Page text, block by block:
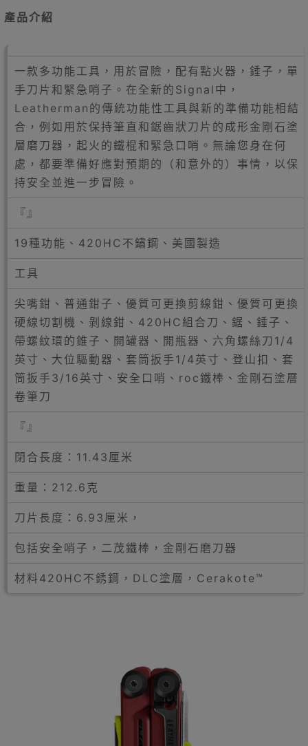
產品介紹
一款多功能工具，用於冒險，配有點火器，錘子，單
手刀片和緊急哨子。在全新的Signal中，
Leatherman的傳統功能性工具與新的準備功能相結
合，例如用於保持筆直和鋸齒狀刀片的成形金剛石塗
層磨刀器，起火的鐵棍和緊急口哨。無論您身在何
處，都要準備好應對預期的（和意外的）事情，以保
持安全並進一步冒險。
『』
19種功能、420HC不鏽鋼、美國製造
工具
尖嘴鉗、普通鉗子、優質可更換剪線鉗、優質可更換
硬線切割機、剝線鉗、420HC組合刀、鋸、錘子、
帶螺紋環的錐子、開罐器、開瓶器、六角螺絲刀1/4
英寸、大位驅動器、套筒扳手1/4英寸、登山扣、套
筒扳手3/16英寸、安全口哨、roc鐵棒、金剛石塗層
卷筆刀
『』
閉合長度：11.43厘米
重量：212.6克
刀片長度：6.93厘米，
包括安全哨子，二茂鐵棒，金剛石磨刀器
材料420HC不銹鋼，DLC塗層，Cerakote™